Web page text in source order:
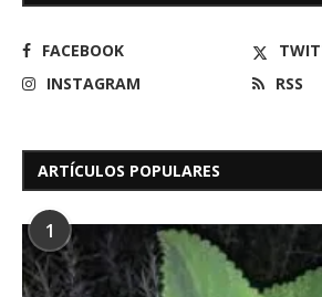
FACEBOOK
INSTAGRAM
RSS
ARTÍCULOS POPULARES
1